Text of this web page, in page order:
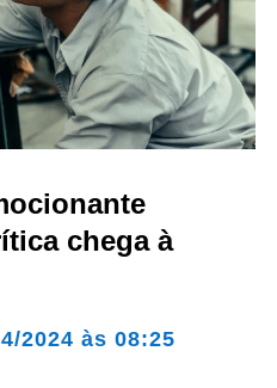
chega à
2024 às 08:25